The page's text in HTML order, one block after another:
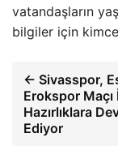
vatandaşların
bilgiler için
← Sivasspor,
Erokspor Maçı
Hazırlıklara
Ediyor